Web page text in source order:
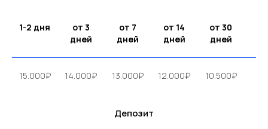
1-2 дня
от 3
дней
от 7
дней
от 14
дней
от 30
дней
15.000₽ 14.000₽ 13.000₽ 12.000₽ 10.500₽
Депозит